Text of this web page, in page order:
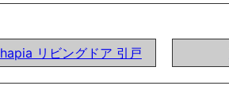
hapia リビングドア 引戸